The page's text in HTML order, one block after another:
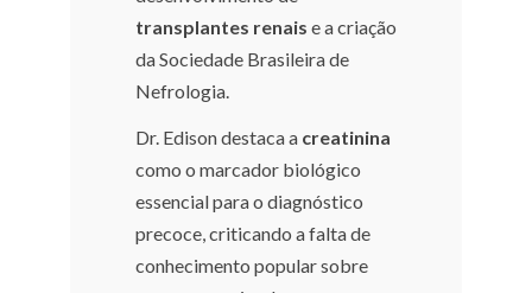
transplantes renais e a criação
da Sociedade Brasileira de
Nefrologia.
Dr. Edison destaca a creatinina
como o marcador biológico
essencial para o diagnóstico
precoce, criticando a falta de
conhecimento popular sobre